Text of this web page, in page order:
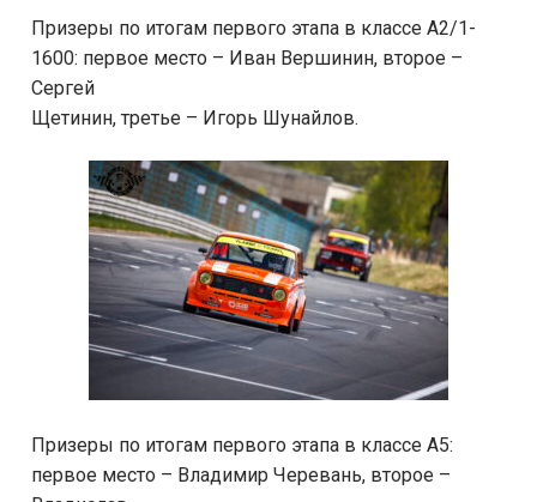
Призеры по итогам первого этапа в классе А2/1-
1600: первое место – Иван Вершинин, второе –
Сергей
Щетинин, третье – Игорь Шунайлов.
Призеры по итогам первого этапа в классе А5:
первое место – Владимир Черевань, второе –